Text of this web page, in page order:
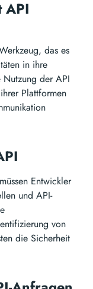
API
das es
in ihre
der API
Plattformen
Entwickler
und API-
von
die Sicherheit